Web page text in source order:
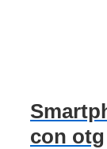
con otg